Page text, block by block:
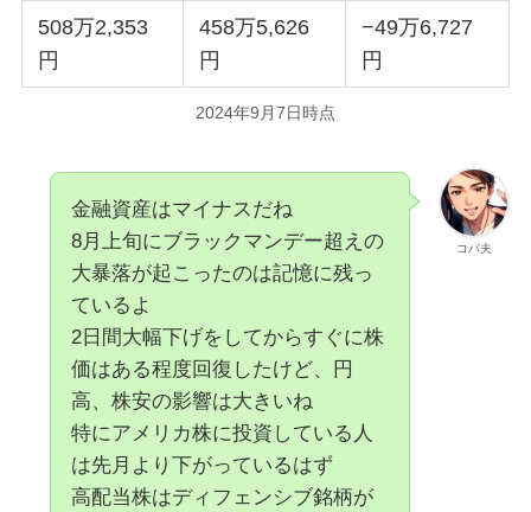
508万2,353
円
458万5,626
円
−49万6,727
円
2024年9月7日時点
コバ夫
金融資産はマイナスだね
8月上旬にブラックマンデー超えの
大暴落が起こったのは記憶に残っ
ているよ
2日間大幅下げをしてからすぐに株
価はある程度回復したけど、円
高、株安の影響は大きいね
特にアメリカ株に投資している人
は先月より下がっているはず
高配当株はディフェンシブ銘柄が